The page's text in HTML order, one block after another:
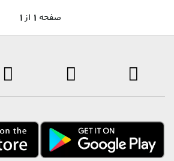
1 صفحه 1 از